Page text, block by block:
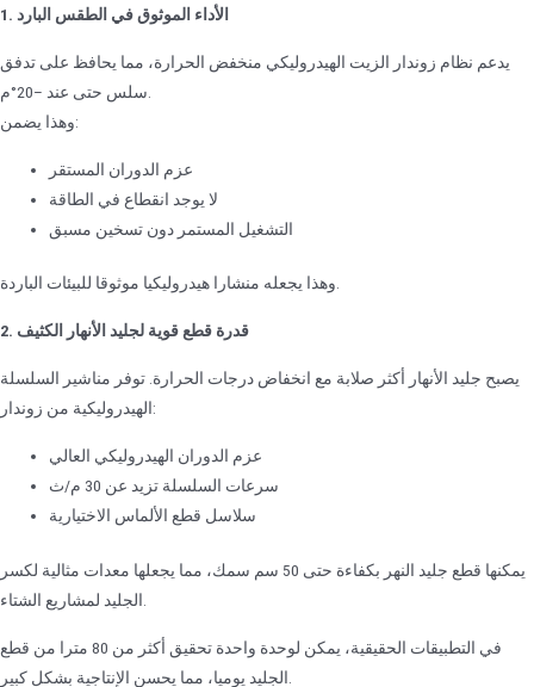
1. الأداء الموثوق في الطقس البارد
يدعم نظام زوندار الزيت الهيدروليكي منخفض الحرارة، مما يحافظ على تدفق
وهذا يضمن:
عزم الدوران المستقر
لا يوجد انقطاع في الطاقة
التشغيل المستمر دون تسخين مسبق
وهذا يجعله منشارا هيدروليكيا موثوقا للبيئات الباردة.
2. قدرة قطع قوية لجليد الأنهار الكثيف
يصبح جليد الأنهار أكثر صلابة مع انخفاض درجات الحرارة. توفر مناشير السلسلة
الهيدروليكية من زوندار:
عزم الدوران الهيدروليكي العالي
سرعات السلسلة تزيد عن 30 م/ث
سلاسل قطع الألماس الاختيارية
يمكنها قطع جليد النهر بكفاءة حتى 50 سم سمك، مما يجعلها معدات مثالية لكسر
في التطبيقات الحقيقية، يمكن لوحدة واحدة تحقيق أكثر من 80 مترا من قطع